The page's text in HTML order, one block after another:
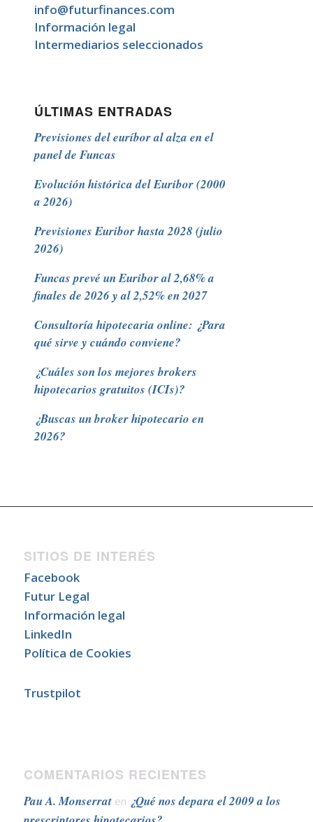
info@futurfinances.com
Información legal
Intermediarios seleccionados
ÚLTIMAS ENTRADAS
Previsiones del euríbor al alza en el
panel de Funcas
Evolución histórica del Euribor (2000
a 2026)
Previsiones Euribor hasta 2028 (julio
2026)
Funcas prevé un Euribor al 2,68% a
finales de 2026 y al 2,52% en 2027
Consultoría hipotecaria online: ¿Para
qué sirve y cuándo conviene?
¿Cuáles son los mejores brokers
hipotecarios gratuitos (ICIs)?
¿Buscas un broker hipotecario en
2026?
SITIOS DE INTERÉS
Facebook
Futur Legal
Información legal
LinkedIn
Política de Cookies
Trustpilot
COMENTARIOS RECIENTES
Pau A. Monserraten ¿Qué nos depara el 2009 a los